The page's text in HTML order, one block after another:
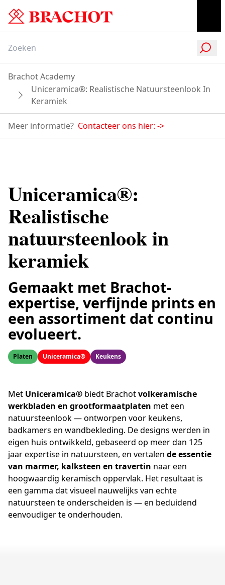
Brachot Academy
Uniceramica®: Realistische Natuursteenlook In
Keramiek
Meer informatie? Contacteer ons hier: ->
Uniceramica®:
Realistische
natuursteenlook in
keramiek
Gemaakt met Brachot-
expertise, verfijnde prints en
een assortiment dat continu
evolueert.
Platen Uniceramica® Keukens
Met Uniceramica® biedt Brachotvolkeramische
werkbladen en grootformaatplaten met een
natuursteenlook — ontworpen voor keukens,
badkamers en wandbekleding. De designs werden in
eigen huis ontwikkeld, gebaseerd op meer dan 125
jaar expertise in natuursteen, en vertalen de essentie
van marmer, kalksteen en travertin naar een
hoogwaardig keramisch oppervlak. Het resultaat is
een gamma dat visueel nauwelijks van echte
natuursteen te onderscheiden is — en beduidend
eenvoudiger te onderhouden.